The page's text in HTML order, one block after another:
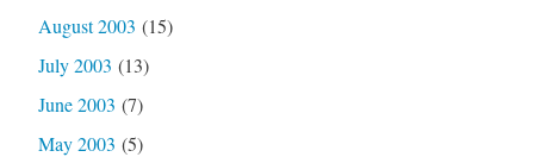
August 2003 (15)
July 2003 (13)
June 2003 (7)
May 2003 (5)